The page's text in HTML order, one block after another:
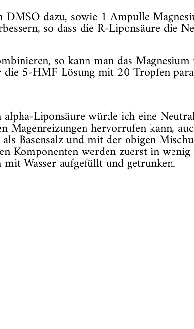
dazu, sowie 1 Ampulle
so dass die R-Liponsäure die
so kann man das
5-HMF Lösung mit 20 Tropfen
Liponsäure würde ich eine
Magenreizungen hervorrufen kann,
Basensalz und mit der obigen
Komponenten werden zuerst in
Wasser aufgefüllt und getrunken.